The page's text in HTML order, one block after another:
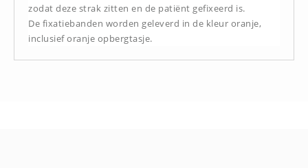
BHV Kleding
Hesjes (9)
zodat deze strak zitten en de patiënt gefixeerd is.
De fixatiebanden worden geleverd in de kleur oranje,
inclusief oranje opbergtasje.